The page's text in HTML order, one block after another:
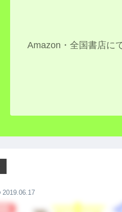
Amazon・全国書店に
2019.06.17